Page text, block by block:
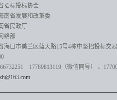
招标投标协会
南省发展和改革委
政厅
络部
海口市美兰区蓝天路15号4栋中坚招投标交
17789813119（微信同号）
、